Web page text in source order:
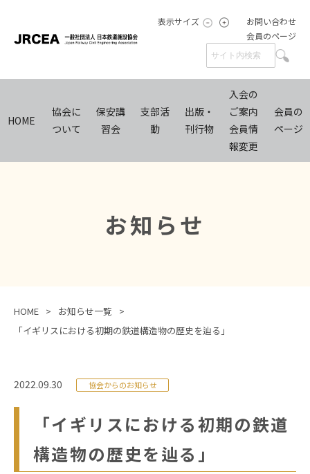
表示サイズ
お問い合わせ
会員のページ
HOME
協会に
ついて
保安講
習会
支部活
動
出版・
刊行物
入会の
ご案内
会員情
報変更
会員の
ページ
お知らせ
HOME
お知らせ一覧
「イギリスにおける初期の鉄道構造物の歴史を辿る」
2022.09.30 協会からのお知らせ
「イギリスにおける初期の鉄道
構造物の歴史を辿る」